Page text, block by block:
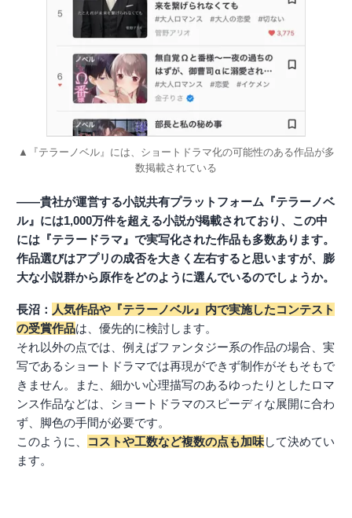
▲『テラーノベル』には、ショートドラマ化の可能性のある作品が多
数掲載されている
――貴社が運営する小説共有プラットフォーム『テラーノベ
ル』には1,000万件を超える小説が掲載されており、この中
には『テラードラマ』で実写化された作品も多数あります。
作品選びはアプリの成否を大きく左右すると思いますが、膨
大な小説群から原作をどのように選んでいるのでしょうか。
長沼： 人気作品や『テラーノベル』内で実施したコンテスト
の受賞作品は、優先的に検討します。
それ以外の点では、例えばファンタジー系の作品の場合、実
写であるショートドラマでは再現ができず制作がそもそもで
きません。また、細かい心理描写のあるゆったりとしたロマ
ンス作品などは、ショートドラマのスピーディな展開に合わ
ず、脚色の手間が必要です。
このように、
コストや工数など複数の点も加味して決めてい
ます。